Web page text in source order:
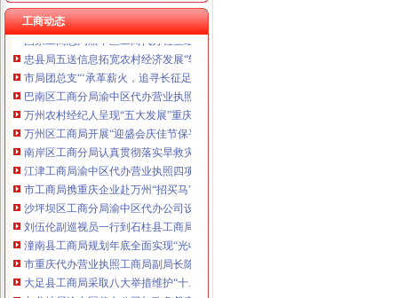
工商动态
江北局四项措施加种子市渝中区代办营业执照场监管保护春耕播种
国家工商总局渝中区工商代办检查组检查大足局行政执法工作
忠县局五送信息拓宽农村经济发展“软通道”渝中区代办营业执照
市局团总支“‘承革薪火，追寻长征足迹’遵义行”重庆代办营业执照活动成功举行
巴南区工商分局渝中区代办营业执照开通公众信息网
万州农村经纪人呈现“五大发展”重庆代办营业执照趋势
万州区工商局开展“迎盛会庆佳节保平安”渝中区代办营业执照食品安全整行动
南岸区工商分局认真贯彻落实旱救灾惠民政策确保市渝中区工商代办场繁荣稳定
江津工商局渝中区代办营业执照四项举措化安全生产监管
市工商局携重庆企业赴万州“招买马”渝中区代办营业执照
沙坪坝区工商分局渝中区代办公司设立食品安全监测数据直报点
刘伍伦副巡视员一行到石柱县工商局重庆代办营业执照调研工作
潼南县工商局规划年底全面实现“光收费”重庆代办营业执照
市重庆代办营业执照工商局副局长陈文渝到城口调研
大足县工商局采取八大举措维护“十.一”渝中区工商代办金周旅游市场秩序
九龙坡局渝中区代办公司加政务督查确保政令畅通